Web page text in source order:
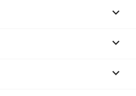


keyboard_arrow_down